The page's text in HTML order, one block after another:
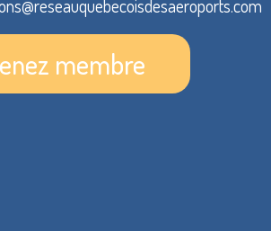
membre